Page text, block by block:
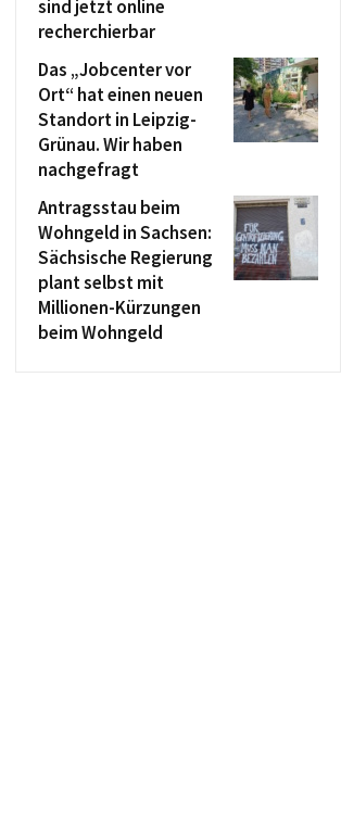
sind jetzt online
recherchierbar
Das „Jobcenter vor
Ort“ hat einen neuen
Standort in Leipzig-
Grünau. Wir haben
nachgefragt
Antragsstau beim
Wohngeld in Sachsen:
Sächsische Regierung
plant selbst mit
Millionen-Kürzungen
beim Wohngeld